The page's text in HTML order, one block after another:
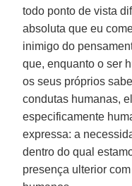
todo ponto de vista
absoluta que eu
inimigo do
que, enquanto o ser
os seus próprios
condutas humanas,
especificamente
expressa: a
dentro do qual
presença ulterior